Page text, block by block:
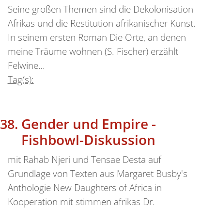
Seine großen Themen sind die Dekolonisation
Afrikas und die Restitution afrikanischer Kunst.
In seinem ersten Roman Die Orte, an denen
meine Träume wohnen (S. Fischer) erzählt
Felwine…
Tag(s):
Gender und Empire -
Fishbowl-Diskussion
mit Rahab Njeri und Tensae Desta auf
Grundlage von Texten aus Margaret Busby's
Anthologie New Daughters of Africa in
Kooperation mit stimmen afrikas Dr.